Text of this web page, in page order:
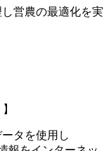
営農の最適化を実
タを使用し